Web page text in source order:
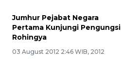
Jumhur Pejabat Negara
Pertama Kunjungi Pengungsi
Rohingya
03 August 2012 2:46 WIB, 2012